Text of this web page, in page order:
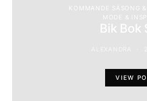
KOMMANDE SÄSONG
MODE &
Bik Bok
VIEW